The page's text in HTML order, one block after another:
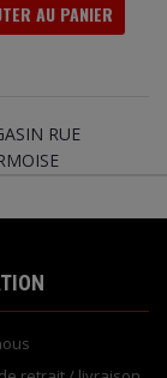
AU PANIER
RUE